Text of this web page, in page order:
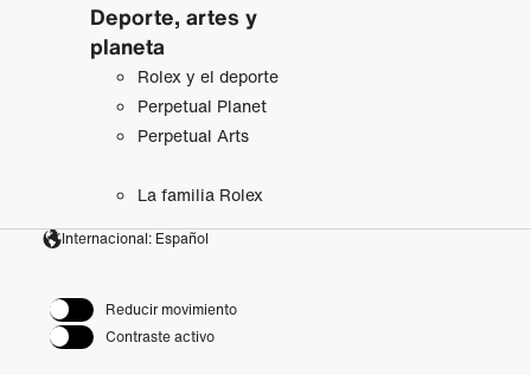
Deporte, artes y
planeta
Rolex y el deporte
Perpetual Planet
Perpetual Arts
La familia Rolex
Internacional: Español
Reducir movimiento
Contraste activo